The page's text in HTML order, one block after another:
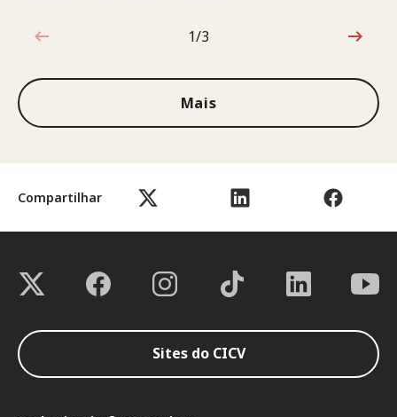
Compartilhar
1 de 3
1/3
Mais
Sites do CICV